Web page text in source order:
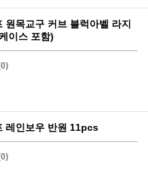
원목교구 커브 블럭아벨 라지
이스 포함)
레인보우 반원 11pcs